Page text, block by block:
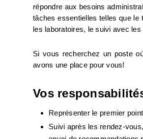
répondre aux besoins
tâches essentielles telles que le
les laboratoires, le suivi avec
Si vous recherchez un poste
avons une place pour vous!
Vos
Représenter le premier
Suivi après les rendez-